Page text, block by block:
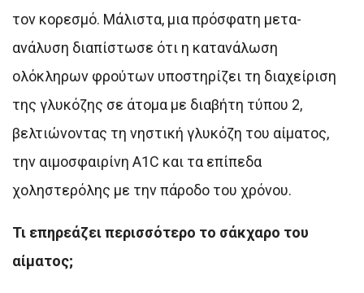
τον κορεσμό. Μάλιστα, μια πρόσφατη μετα-
ανάλυση διαπίστωσε ότι η κατανάλωση
ολόκληρων φρούτων υποστηρίζει τη διαχείριση
της γλυκόζης σε άτομα με διαβήτη τύπου 2,
βελτιώνοντας τη νηστική γλυκόζη του αίματος,
την αιμοσφαιρίνη A1C και τα επίπεδα
χοληστερόλης με την πάροδο του χρόνου.
Τι επηρεάζει περισσότερο το σάκχαρο του
αίματος;